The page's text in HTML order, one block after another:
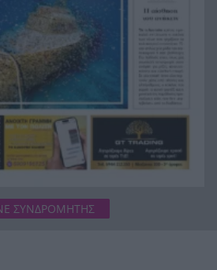
αμυντικό άξονα Τουρκίας–Σ.
«Αλλάζει η ισορροπία εις
της αγοράς εργασίας: Οι
στην κορυφή των
ΣΥΝΔΡΟΜΗΤΗΣ